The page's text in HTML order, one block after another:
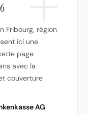
Fribourg, région
ici une
page
avec la
couverture
AG